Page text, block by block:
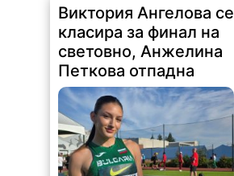
Виктория Ангелова се
класира за финал на
световно, Анжелина
Петкова отпадна